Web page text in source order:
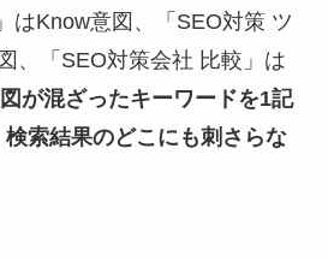
はKnow意図、「SEO対策 ツ
、「SEO対策会社 比較」は
が混ざったキーワードを1記
索結果のどこにも刺さらな